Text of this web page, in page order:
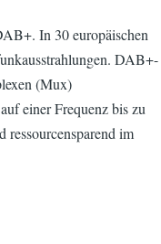
In 30 europäischen
DAB+-
(Mux)
einer Frequenz bis zu
ressourcensparend im